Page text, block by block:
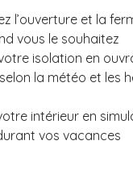
l’ouverture et la
vous le souhaitez
isolation en
la météo et les
intérieur en
vos vacances